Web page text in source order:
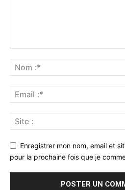
Enregistrer mon nom, email et
pour la prochaine fois que je